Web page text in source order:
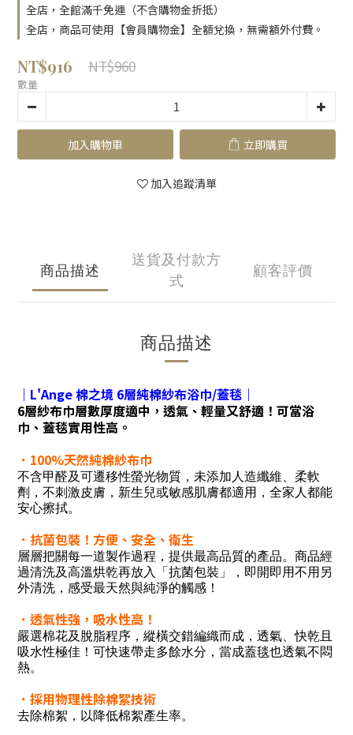
全店，全館滿千免運（不含購物金折抵）
全店，商品可使用【會員購物金】全額兌換，無需額外付費。
NT$916 NT$960
數量
加入購物車 立即購買
加入追蹤清單
商品描述
送貨及付款方
式
顧客評價
商品描述
｜L'Ange 棉之境 6層純棉紗布浴巾/蓋毯｜
6層紗布巾層數厚度適中，透氣、輕量又舒適！可當浴
巾、蓋毯實用性高。
．100%天然純棉紗布巾
不含甲醛及可遷移性螢光物質，未添加人造纖維、柔軟
劑，不刺激皮膚，新生兒或敏感肌膚都適用，全家人都能
安心擦拭。
．抗菌包裝！方便、安全、衛生
層層把關每一道製作過程，提供最高品質的產品。商品經
過清洗及高溫烘乾再放入「抗菌包裝」，即開即用不用另
外清洗，感受最天然與純淨的觸感！
．透氣性強，吸水性高！
嚴選棉花及脫脂程序，縱橫交錯編織而成，透氣、快乾且
吸水性極佳！可快速帶走多餘水分，當成蓋毯也透氣不悶
熱。
．採用物理性除棉絮技術
去除棉絮，以降低棉絮產生率。